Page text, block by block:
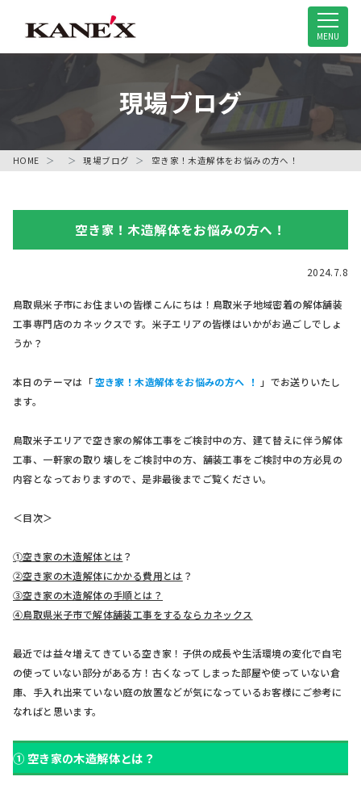
米子市の解体工事専門MENU
現場ブログ
HOME 現場ブログ 空き家！木造解体をお悩みの方へ！
空き家！木造解体をお悩みの方へ！
2024.7.8
鳥取県米子市にお住まいの皆様こんにちは！鳥取米子地域密着の解体舗装
工事専門店のカネックスです。米子エリアの皆様はいかがお過ごしでしょ
うか？
本日のテーマは「空き家！木造解体をお悩みの方へ ！
」でお送りいたし
ます。
鳥取米子エリアで空き家の解体工事をご検討中の方、建て替えに伴う解体
工事、一軒家の取り壊しをご検討中の方、舗装工事をご検討中の方必見の
内容となっておりますので、是非最後までご覧ください。
＜目次＞
➀空き家の木造解体とは？
②空き家の木造解体にかかる費用とは ？
③空き家の木造解体の手順とは？
④鳥取県米子市で解体舗装工事をするならカネックス
最近では益々増えてきている空き家！子供の成長や生活環境の変化で自宅
の使っていない部分がある方！古くなってしまった部屋や使っていない倉
庫、手入れ出来ていない庭の放置などが気になっているお客様にご参考に
なればと思います。
① 空き家の木造解体とは？